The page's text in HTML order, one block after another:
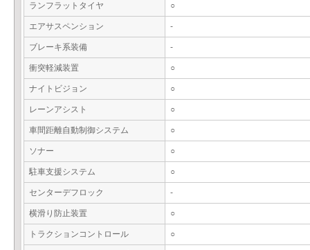
ランフラットタイヤ ○
エアサスペンション -
ブレーキ系装備 -
衝突軽減装置 ○
ナイトビジョン ○
レーンアシスト ○
車間距離自動制御システム ○
ソナー ○
駐車支援システム ○
センターデフロック -
横滑り防止装置 ○
トラクションコントロール ○